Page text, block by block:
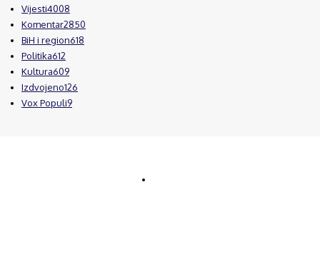
Vijesti4008
Komentar2850
BiH i region618
Politika612
Kultura609
Izdvojeno126
Vox Populi9